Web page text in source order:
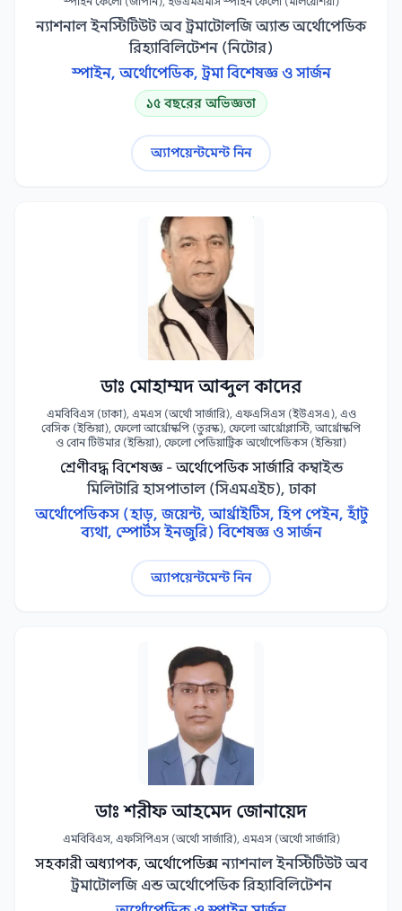
ন্যাশনাল ইনস্টিটিউট অব ট্রমাটোলজি অ্যান্ড অর্থোপেডিক
রিহ্যাবিলিটেশন (নিটোর)
স্পাইন, অর্থোপেডিক, ট্রমা বিশেষজ্ঞ ও সার্জন
১৫ বছরের অভিজ্ঞতা
অ্যাপয়েন্টমেন্ট নিন
ডাঃ মোহাম্মদ আব্দুল কাদের
এমবিবিএস (ঢাকা), এমএস (অর্থো সার্জারি), এফএসিএস (ইউএসএ), এও
বেসিক (ইন্ডিয়া), ফেলো আর্থ্রোস্কপি (তুরস্ক), ফেলো আর্থ্রোপ্লাস্টি, আর্থ্রোস্কপি
ও বোন টিউমার (ইন্ডিয়া), ফেলো পেডিয়াট্রিক অর্থোপেডিকস (ইন্ডিয়া)
শ্রেণীবদ্ধ বিশেষজ্ঞ - অর্থোপেডিক সার্জারি কম্বাইন্ড
মিলিটারি হাসপাতাল (সিএমএইচ), ঢাকা
অর্থোপেডিকস (হাড়, জয়েন্ট, আর্থ্রাইটিস, হিপ পেইন, হাঁটু
ব্যথা, স্পোর্টস ইনজুরি) বিশেষজ্ঞ ও সার্জন
অ্যাপয়েন্টমেন্ট নিন
ডাঃ শরীফ আহমেদ জোনায়েদ
এমবিবিএস, এফসিপিএস (অর্থো সার্জারি), এমএস (অর্থো সার্জারি)
সহকারী অধ্যাপক, অর্থোপেডিক্স ন্যাশনাল ইনস্টিটিউট অব
ট্রমাটোলজি এন্ড অর্থোপেডিক রিহ্যাবিলিটেশন